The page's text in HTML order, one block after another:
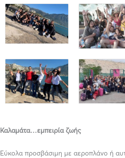
Καλαμάτα…εμπειρίαζωής
Εύκολα προσβάσιμη με αεροπλάνο ή